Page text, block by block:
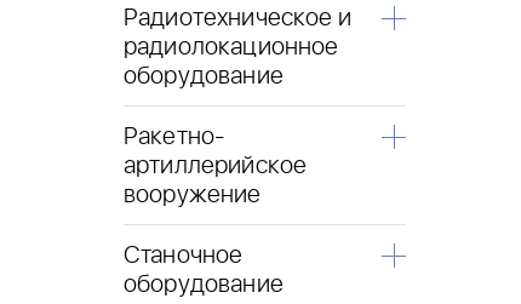
Радиотехническое и
радиолокационное
оборудование
Ракетно-
артиллерийское
вооружение
Станочное
оборудование